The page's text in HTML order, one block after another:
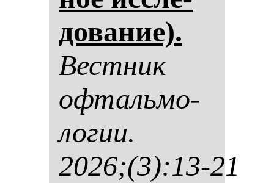
до­ва­ние).
Вес­тник
оф­таль­мо­
ло­гии.
2026;(3):13-21